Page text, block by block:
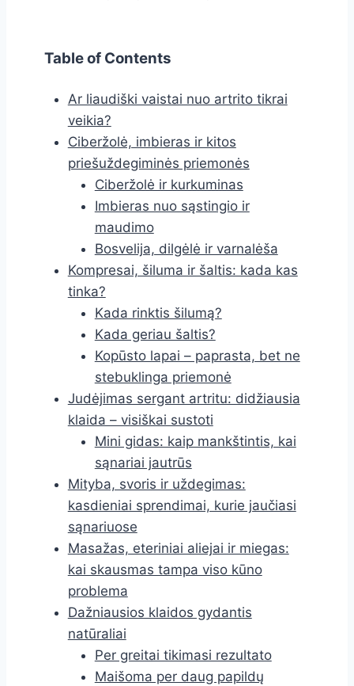
Table of Contents
Ar liaudiški vaistai nuo artrito tikrai
veikia?
Ciberžolė, imbieras ir kitos
priešuždegiminės priemonės
Ciberžolė ir kurkuminas
Imbieras nuo sąstingio ir
maudimo
Bosvelija, dilgėlė ir varnalėša
Kompresai, šiluma ir šaltis: kada kas
tinka?
Kada rinktis šilumą?
Kada geriau šaltis?
Kopūsto lapai – paprasta, bet ne
stebuklinga priemonė
Judėjimas sergant artritu: didžiausia
klaida – visiškai sustoti
Mini gidas: kaip mankštintis, kai
sąnariai jautrūs
Mityba, svoris ir uždegimas:
kasdieniai sprendimai, kurie jaučiasi
sąnariuose
Masažas, eteriniai aliejai ir miegas:
kai skausmas tampa viso kūno
problema
Dažniausios klaidos gydantis
natūraliai
Per greitai tikimasi rezultato
Maišoma per daug papildų